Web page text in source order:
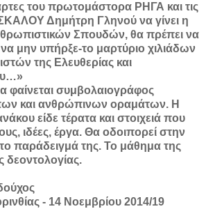
του πρωτομάστορα ΡΗΓΑ και τις
Δημήτρη Γληνού να γίνει η
Σπουδών, θα πρέπει να
μην υπήρξε-το μαρτύριο χιλιάδων
της Ελευθερίας και
συμβολαιογράφος
και ανθρώπινων οραμάτων. Η
είδε τέρατα και στοιχειά που
ιδέες, έργα. Θα οδοιπορεί στην
παράδειγμά της. Το μάθημα της
δεοντολογίας.
- 14 Νοεμβρίου 2014/19